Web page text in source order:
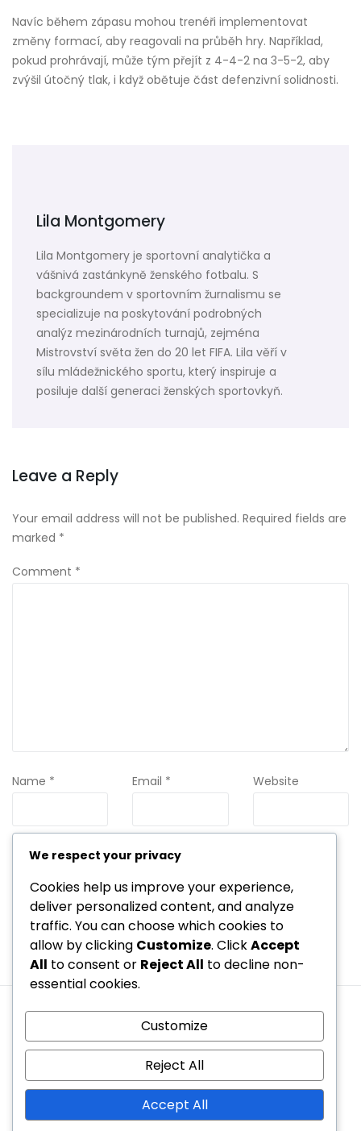
Navíc během zápasu mohou trenéři implementovat
změny formací, aby reagovali na průběh hry. Například,
pokud prohrávají, může tým přejít z 4-4-2 na 3-5-2, aby
zvýšil útočný tlak, i když obětuje část defenzivní solidnosti.
Lila Montgomery
Lila Montgomery je sportovní analytička a
vášnivá zastánkyně ženského fotbalu. S
backgroundem v sportovním žurnalismu se
specializuje na poskytování podrobných
analýz mezinárodních turnajů, zejména
Mistrovství světa žen do 20 let FIFA. Lila věří v
sílu mládežnického sportu, který inspiruje a
posiluje další generaci ženských sportovkyň.
Leave a Reply
Your email address will not be published. Required fields are
marked *
Comment *
Name * Email * Website
Save my name, email, and website in this browser for the
Copyright © 2026 s3c.cz | Powered bySpexo WordPress
Theme
Cookies a sledování
Obchodní podmínky
Zásady ochrany osobních údajů
Obraťte se na nás
We respect your privacy
Cookies help us improve your experience,
deliver personalized content, and analyze
traffic. You can choose which cookies to
allow by clicking Customize. ClickAccept
All to consent or Reject All to decline non-
essential cookies.
Customize
Reject All
Accept All